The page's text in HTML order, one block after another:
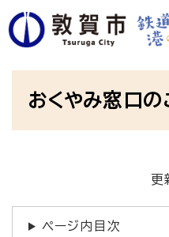
ペ
ー
おくやみ窓口の
ページ内目次